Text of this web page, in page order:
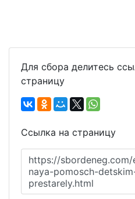
Для сбора делитесь
страницу
Ссылка на страницу
https://
naya-pomosch-
prestarely.html